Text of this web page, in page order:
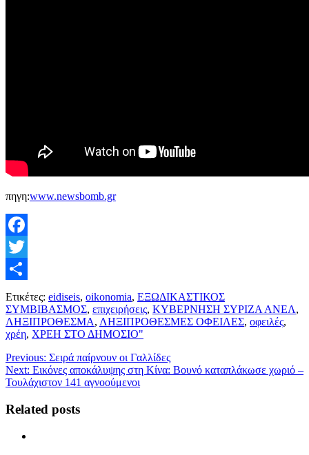
πηγη:www.newsbomb.gr
Facebook
Twitter
Μοιραστείτε
Ετικέτες: eidiseis, oikonomia, ΕΞΩΔΙΚΑΣΤΙΚΟΣ
ΣΥΜΒΙΒΑΣΜΟΣ, επιχειρήσεις, ΚΥΒΕΡΝΗΣΗ ΣΥΡΙΖΑ ΑΝΕΛ,
ΛΗΞΙΠΡΟΘΕΣΜΑ, ΛΗΞΙΠΡΟΘΕΣΜΕΣ ΟΦΕΙΛΕΣ, οφειλές,
χρέη, ΧΡΕΗ ΣΤΟ ΔΗΜΟΣΙΟ"
Previous: Σειρά παίρνουν οι Γαλλίδες
Next: Εικόνες αποκάλυψης στη Κίνα: Βουνό καταπλάκωσε χωριό –
Τουλάχιστον 141 αγνοούμενοι
Related posts